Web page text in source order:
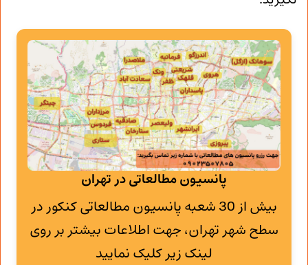
پانسیون مطالعاتی در تهران
بیش از 30 شعبه پانسیون مطالعاتی کنکور در
سطح شهر تهران، جهت اطلاعات بیشتر بر روی
لینک زیر کلیک نمایید